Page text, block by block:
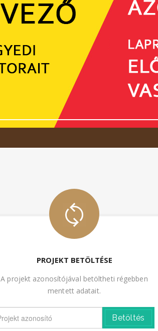
PROJEKT BETÖLTÉSE
A projekt azonosítójával betöltheti régebben
mentett adatait.
Betöltés